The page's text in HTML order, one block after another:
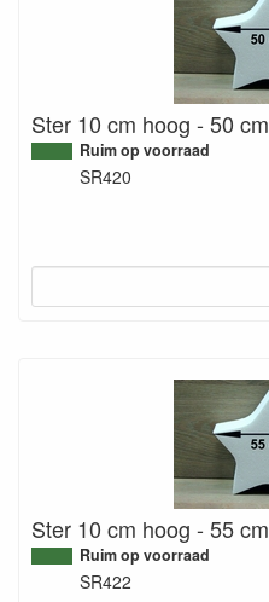
Ster 10 cm hoog - 50 cm
Ruim op voorraad
SR420
Ster 10 cm hoog - 55 cm
Ruim op voorraad
SR422